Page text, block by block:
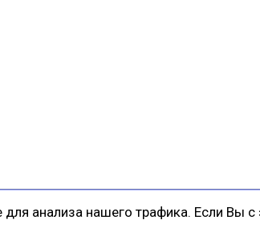
анализа нашего трафика. Если Вы с